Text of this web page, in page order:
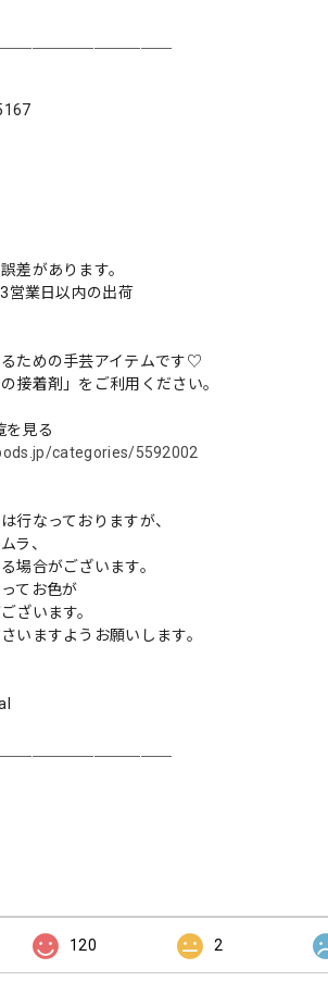
差があります。
営業日以内の出荷
ための手芸アイテムです♡
接着剤」をご利用ください。
を見る
categories/5592002
行なっておりますが、
ラ、
場合がございます。
てお色が
ざいます。
いますようお願いします。
120 2